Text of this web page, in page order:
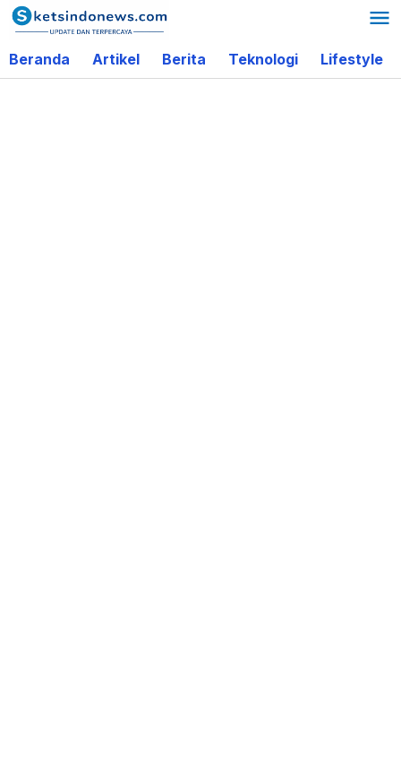
Lewati
ke
konten
Beranda Artikel Berita Teknologi Lifestyle